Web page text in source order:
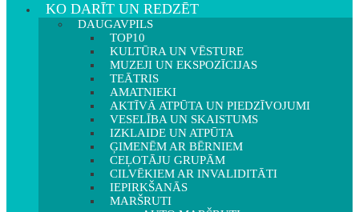
KO DARĪT UN REDZĒT
DAUGAVPILS
TOP10
KULTŪRA UN VĒSTURE
MUZEJI UN EKSPOZĪCIJAS
TEĀTRIS
AMATNIEKI
AKTĪVĀ ATPŪTA UN PIEDZĪVOJUMI
VESELĪBA UN SKAISTUMS
IZKLAIDE UN ATPŪTA
ĢIMENĒM AR BĒRNIEM
CEĻOTĀJU GRUPĀM
CILVĒKIEM AR INVALIDITĀTI
IEPIRKŠANĀS
MARŠRUTI